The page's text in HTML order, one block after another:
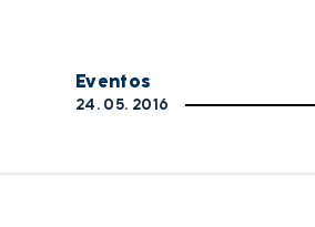
Eventos
24. 05. 2016